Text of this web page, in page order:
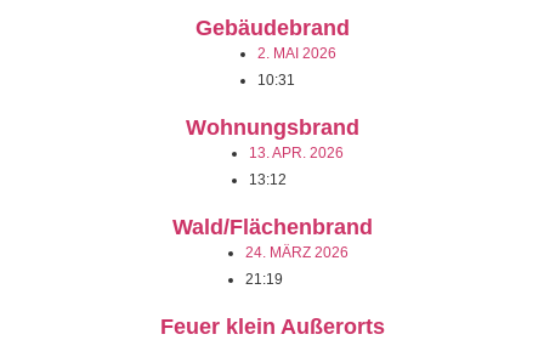
Gebäudebrand
2. MAI 2026
10:31
Wohnungsbrand
13. APR. 2026
13:12
Wald/Flächenbrand
24. MÄRZ 2026
21:19
Feuer klein Außerorts